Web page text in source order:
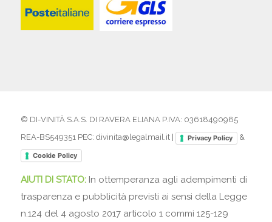
© DI-VINITÀ S.A.S. DI RAVERA ELIANA P.IVA: 03618490985
REA-BS549351 PEC: divinita@legalmail.it |
Privacy Policy &
Cookie Policy
AIUTI DI STATO: In ottemperanza agli adempimenti di
trasparenza e pubblicità previsti ai sensi della Legge
n.124 del 4 agosto 2017 articolo 1 commi 125-129